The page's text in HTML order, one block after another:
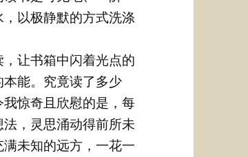
以极静默的方式洗涤
让书箱中闪着光点的
能。究竟读了多少
惊奇且欣慰的是，每
，灵思涌动得前所未
未知的远方，一花一